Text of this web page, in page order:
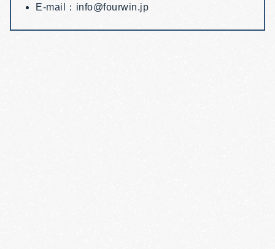
E-mail：info@fourwin.jp